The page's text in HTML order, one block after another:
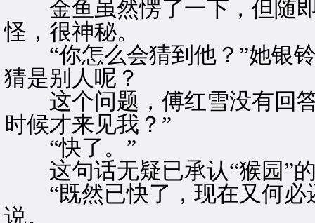
金鱼虽然愣了一下，但随即
怪，很神秘。
“你怎么会猜到他？”她银铃
猜是别人呢？
这个问题，傅红雪没有回答
时候才来见我？”
“快了。”
这句话无疑已承认“猴园”的
“既然已快了，现在又何必
说。